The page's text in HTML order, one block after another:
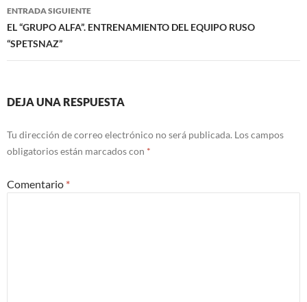
ENTRADA SIGUIENTE
EL “GRUPO ALFA”. ENTRENAMIENTO DEL EQUIPO RUSO
“SPETSNAZ”
DEJA UNA RESPUESTA
Tu dirección de correo electrónico no será publicada. Los campos
obligatorios están marcados con *
Comentario *